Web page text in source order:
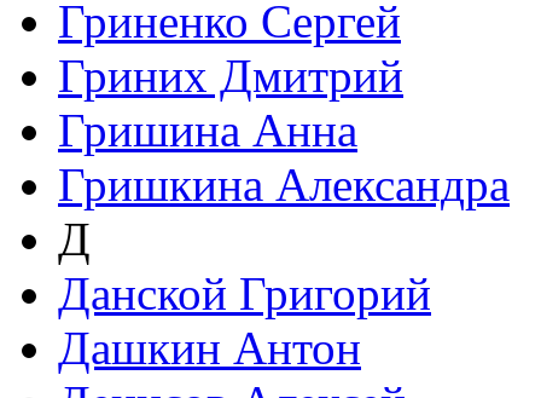
Гриненко Сергей
Гриних Дмитрий
Гришина Анна
Гришкина Александра
Д
Данской Григорий
Дашкин Антон